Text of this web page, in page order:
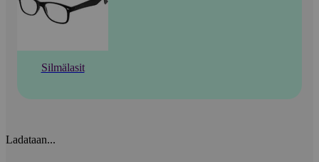
Silmälasit
Ladataan...